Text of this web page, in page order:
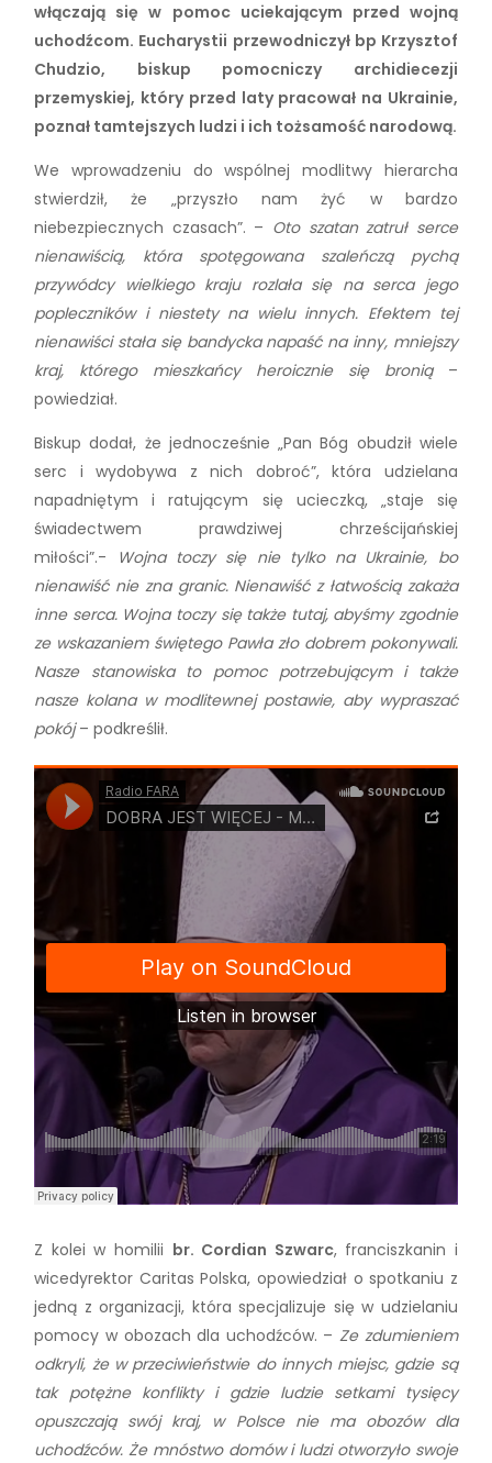
włączają się w pomoc uciekającym przed wojną
uchodźcom. Eucharystii przewodniczył bp Krzysztof
Chudzio, biskup pomocniczy archidiecezji
przemyskiej, który przed laty pracował na Ukrainie,
poznał tamtejszych ludzi i ich tożsamość narodową.
We wprowadzeniu do wspólnej modlitwy hierarcha
stwierdził, że „przyszło nam żyć w bardzo
niebezpiecznych czasach”. – Oto szatan zatruł serce
nienawiścią, która spotęgowana szaleńczą pychą
przywódcy wielkiego kraju rozlała się na serca jego
popleczników i niestety na wielu innych. Efektem tej
nienawiści stała się bandycka napaść na inny, mniejszy
kraj, którego mieszkańcy heroicznie się bronią–
powiedział.
Biskup dodał, że jednocześnie „Pan Bóg obudził wiele
serc i wydobywa z nich dobroć”, która udzielana
napadniętym i ratującym się ucieczką, „staje się
świadectwem prawdziwej chrześcijańskiej
miłości”.-
Wojna toczy się nie tylko na Ukrainie, bo
nienawiść nie zna granic. Nienawiść z łatwością zakaża
inne serca. Wojna toczy się także tutaj, abyśmy zgodnie
ze wskazaniem świętego Pawła zło dobrem pokonywali.
Nasze stanowiska to pomoc potrzebującym i także
nasze kolana w modlitewnej postawie, aby wypraszać
pokój– podkreślił.
Z kolei w homilii br. Cordian Szwarc, franciszkanin i
wicedyrektor Caritas Polska, opowiedział o spotkaniu z
jedną z organizacji, która specjalizuje się w udzielaniu
pomocy w obozach dla uchodźców. –Ze zdumieniem
odkryli, że w przeciwieństwie do innych miejsc, gdzie są
tak potężne konflikty i gdzie ludzie setkami tysięcy
opuszczają swój kraj, w Polsce nie ma obozów dla
uchodźców. Że mnóstwo domów i ludzi otworzyło swoje